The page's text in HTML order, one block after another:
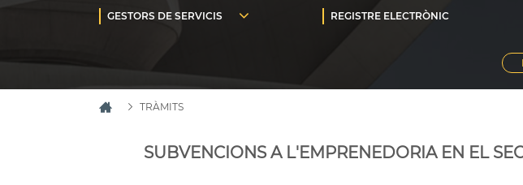
TRÀMITS
SUBVENCIONS A L'EMPRENEDORIA EN EL